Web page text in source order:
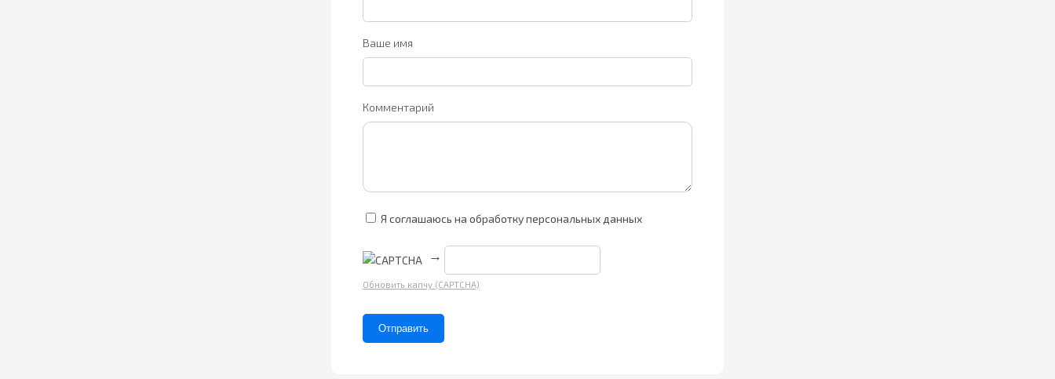
Ваше имя
Комментарий
Я соглашаюсь на обработку персональных данных
→
Обновить капчу (CAPTCHA)